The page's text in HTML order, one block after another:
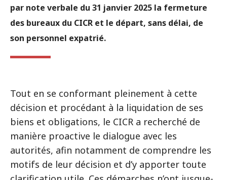
par note verbale du 31 janvier 2025 la fermeture
des bureaux du CICR et le départ, sans délai, de
son personnel expatrié.
Tout en se conformant pleinement à cette
décision et procédant à la liquidation de ses
biens et obligations, le CICR a recherché de
manière proactive le dialogue avec les
autorités, afin notamment de comprendre les
motifs de leur décision et d’y apporter toute